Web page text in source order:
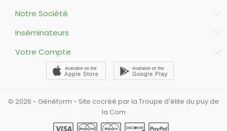
Notre Société
Inséminateurs
Votre Compte
© 2026 - Généform - Site cocréé par la Troupe d'élite du puy de
la Com